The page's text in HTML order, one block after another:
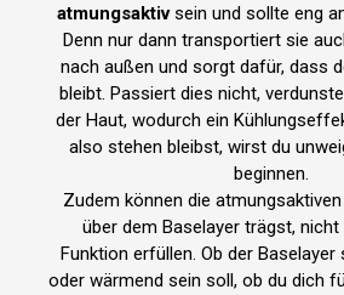
atmungsaktivsein und sollte eng
Denn nur dann transportiert sie
nach außen und sorgt dafür, dass
bleibt. Passiert dies nicht,
der Haut, wodurch ein
also stehen bleibst, wirst du
beginnen.
Zudem können die
über dem Baselayer trägst, nicht
Funktion erfüllen. Ob der
oder wärmend sein soll, ob du dich